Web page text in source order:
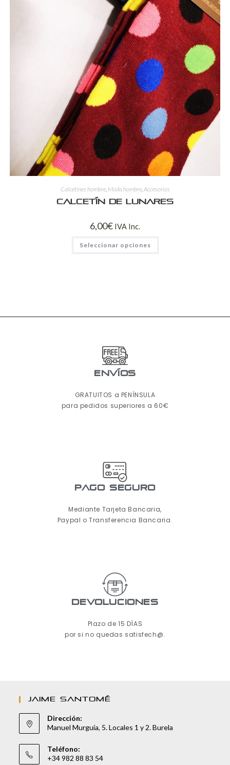
Calcetines hombre, Moda hombre, Accesorios
Calcetín de lunares
6,00€ IVA Inc.
Seleccionar opciones
ENVÍOS
GRATUITOS a PENÍNSULA
para pedidos superiores a 60€
pago seguro
Mediante Tarjeta Bancaria,
Paypal o Transferencia Bancaria.
Devoluciones
Plazo de 15 DÍAS
por si no quedas satisfech@.
JAIME SANTOMÉ
Dirección:
Manuel Murguía, 5. Locales 1 y 2. Burela
Teléfono:
+34 982 88 83 54